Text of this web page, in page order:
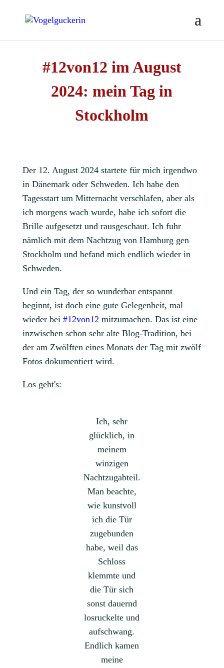
#12von12 im August
2024: mein Tag in
Stockholm
Der 12. August 2024 startete für mich irgendwo
in Dänemark oder Schweden. Ich habe den
Tagesstart um Mitternacht verschlafen, aber als
ich morgens wach wurde, habe ich sofort die
Brille aufgesetzt und rausgeschaut. Ich fuhr
nämlich mit dem Nachtzug von Hamburg gen
Stockholm und befand mich endlich wieder in
Schweden.
Und ein Tag, der so wunderbar entspannt
beginnt, ist doch eine gute Gelegenheit, mal
wieder bei #12von12 mitzumachen. Das ist eine
inzwischen schon sehr alte Blog-Tradition, bei
der am Zwölften eines Monats der Tag mit zwölf
Fotos dokumentiert wird.
Los geht's:
Ich, sehr
glücklich, in
meinem
winzigen
Nachtzugabteil.
Man beachte,
wie kunstvoll
ich die Tür
zugebunden
habe, weil das
Schloss
klemmte und
die Tür sich
sonst dauernd
losruckelte und
aufschwang.
Endlich kamen
meine